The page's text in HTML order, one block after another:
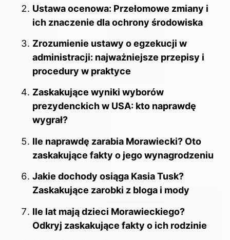
Ustawa ocenowa: Przełomowe zmiany i
ich znaczenie dla ochrony środowiska
Zrozumienie ustawy o egzekucji w
administracji: najważniejsze przepisy i
procedury w praktyce
Zaskakujące wyniki wyborów
prezydenckich w USA: kto naprawdę
wygrał?
Ile naprawdę zarabia Morawiecki? Oto
zaskakujące fakty o jego wynagrodzeniu
Jakie dochody osiąga Kasia Tusk?
Zaskakujące zarobki z bloga i mody
Ile lat mają dzieci Morawieckiego?
Odkryj zaskakujące fakty o ich rodzinie